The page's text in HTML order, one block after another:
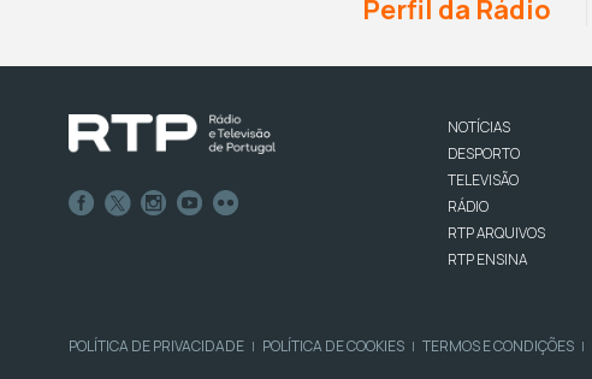
Perfil da Rádio
NOTÍCIAS
DESPORTO
TELEVISÃO
RÁDIO
RTP ARQUIVOS
RTP ENSINA
POLÍTICA DE PRIVACIDADE | POLÍTICA DE COOKIES | TERMOS E CONDIÇÕES |